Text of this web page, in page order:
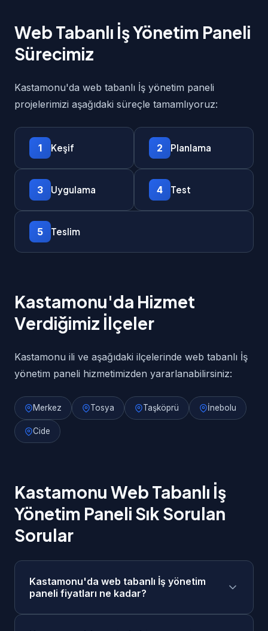
Web Tabanlı İş Yönetim Paneli
Sürecimiz
Kastamonu'da web tabanlı İş yönetim paneli
projelerimizi aşağıdaki süreçle tamamlıyoruz:
1 Keşif 2 Planlama
3 Uygulama 4 Test
5 Teslim
Kastamonu'da Hizmet
Verdiğimiz İlçeler
Kastamonu ili ve aşağıdaki ilçelerinde web tabanlı İş
yönetim paneli hizmetimizden yararlanabilirsiniz:
Merkez Tosya Taşköprü İnebolu
Cide
Kastamonu Web Tabanlı İş
Yönetim Paneli Sık Sorulan
Sorular
Kastamonu'da web tabanlı İş yönetim
paneli fiyatları ne kadar?